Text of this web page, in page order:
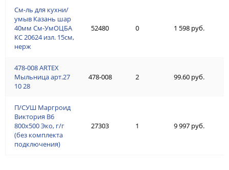
См-ль для кухни/
умыв Казань шар
40мм См-УмОЦБА
КС 20624 изл. 15см,
нерж
478-008 ARTEX
Мыльница арт.27
10 28
П/СУШ Маргроид
Виктория В6
800х500 Эко, г/г
(без комплекта
подключения)
52480 0 1 598 руб.
478-008 2 99.60 руб.
27303 1 9 997 руб.